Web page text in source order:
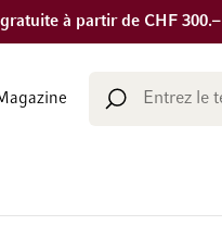
à partir de CHF 300.–
Chercher